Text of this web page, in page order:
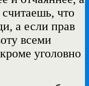
что
а если прав
всеми
уголовно